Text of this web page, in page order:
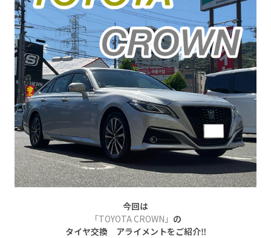
今回は
「TOYOTA CROWN」 の
タイヤ交換 アライメントをご紹介‼️